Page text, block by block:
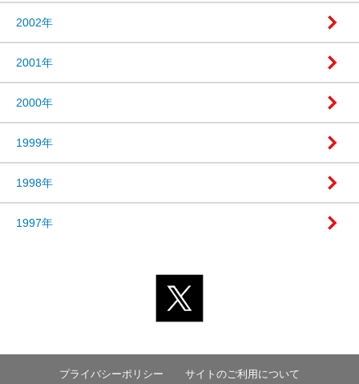
2002年
2001年
2000年
1999年
1998年
1997年
プライバシーポリシー サイトのご利用について